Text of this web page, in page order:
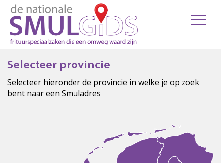
Selecteer provincie
Selecteer hieronder de provincie in welke je op zoek
bent naar een Smuladres